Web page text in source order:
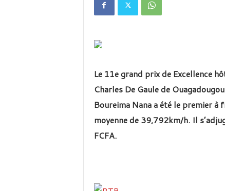
Le 11e grand prix de Excellence
Charles De Gaule de
Boureima Nana a été le premier à
moyenne de 39,792km/h. Il
FCFA.